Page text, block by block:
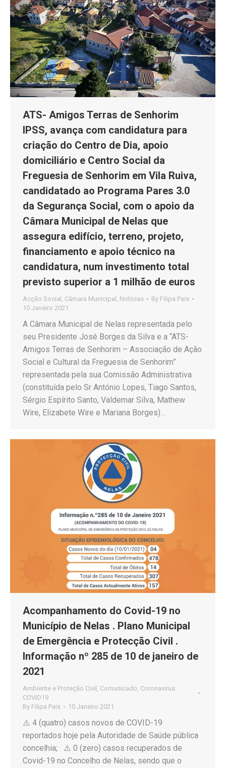
ATS- Amigos Terras de Senhorim
IPSS, avança com candidatura para
criação do Centro de Dia, apoio
domiciliário e Centro Social da
Freguesia de Senhorim em Vila Ruiva,
candidatado ao Programa Pares 3.0
da Segurança Social, com o apoio da
Câmara Municipal de Nelas que
assegura edifício, terreno, projeto,
financiamento e apoio técnico na
candidatura, num investimento total
previsto superior a 1 milhão de euros
Acção Social Câmara Municipal Notícias By Filipa Pais
10 Janeiro 2021
A Câmara Municipal de Nelas representada pelo
seu Presidente José Borges da Silva e a “ATS-
Amigos Terras de Senhorim – Associação de Ação
Social e Cultural da Freguesia de Senhorim”
representada pela sua Comissão Administrativa
(constituída pelo Sr António Lopes, Tiago Santos,
Sérgio Espírito Santo, Valdemar Silva, Mathew
Wire, Elizabete Wire e Mariana Borges)…
Acompanhamento do Covid-19 no
Município de Nelas . Plano Municipal
de Emergência e Protecção Civil .
Informação nº 285 de 10 de janeiro de
2021
Ambiente e Proteção Civil , Comunicado, Coronavirus
COVID19
By Filipa Pais 10 Janeiro 2021
⚠️ 4 (quatro) casos novos de COVID-19
reportados hoje pela Autoridade de Saúde pública
concelhia; ⚠️ 0 (zero) casos recuperados de
Covid-19 no Concelho de Nelas, sendo que o